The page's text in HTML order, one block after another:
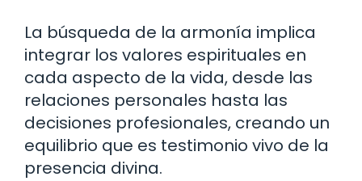
La búsqueda de la armonía implica
integrar los valores espirituales en
cada aspecto de la vida, desde las
relaciones personales hasta las
decisiones profesionales, creando un
equilibrio que es testimonio vivo de la
presencia divina.